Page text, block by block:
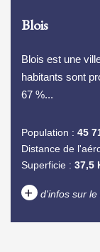
Blois
Blois est une
habitants sont
67 %...
Population : 45
Distance de
Superficie : 37,5
+ d'infos sur le